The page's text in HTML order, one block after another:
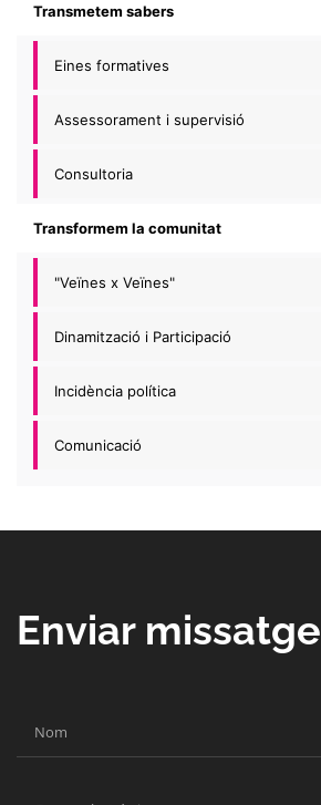
Transmetem sabers
Eines formatives
Assessorament i supervisió
Consultoria
Transformem la comunitat
"Veïnes x Veïnes"
Dinamització i Participació
Incidència política
Comunicació
Enviar missatge_